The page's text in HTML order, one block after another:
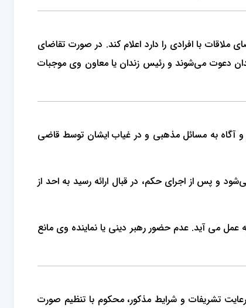
با افرادی را دارد اعلام کند. در صورت تقاضای
دعوت می‌شوند و رئیس زندان یا معاون وی موجبات
به مسائل مذهبی و در غیاب ایشان توسط قاضی
و پس از اجرای حکم، در قبال ارائه رسید به احد از
می آید. عدم حضور رهبر دینی یا نماینده وی مانع
تشریفات و شرایط مذکور، محکوم با تنظیم صورت